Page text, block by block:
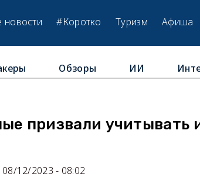
#Коротко Туризм Афиша
Обзоры ИИ
призвали учитывать
08/12/2023 - 08:02